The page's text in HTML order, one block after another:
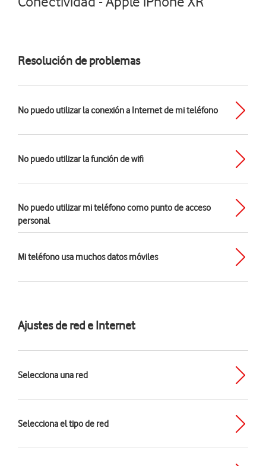
Resolución de problemas
No puedo utilizar la conexión a Internet de mi teléfono
No puedo utilizar la función de wifi
No puedo utilizar mi teléfono como punto de acceso
personal
Mi teléfono usa muchos datos móviles
Ajustes de red e Internet
Selecciona una red
Selecciona el tipo de red